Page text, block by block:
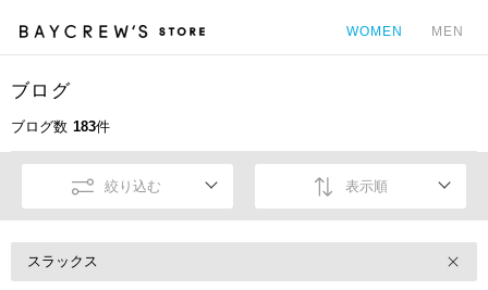
WOMEN MEN
ブログ
ブログ数 183件
絞り込む 表示順
スラックス